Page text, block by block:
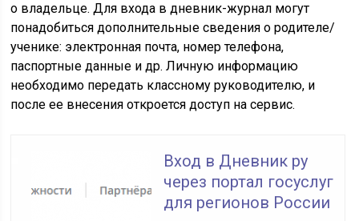
о владельце. Для входа в дневник-журнал могут
понадобиться дополнительные сведения о родителе/
ученике: электронная почта, номер телефона,
паспортные данные и др. Личную информацию
необходимо передать классному руководителю, и
после ее внесения откроется доступ на сервис.
Вход в Дневник ру
через портал госуслуг
для регионов России